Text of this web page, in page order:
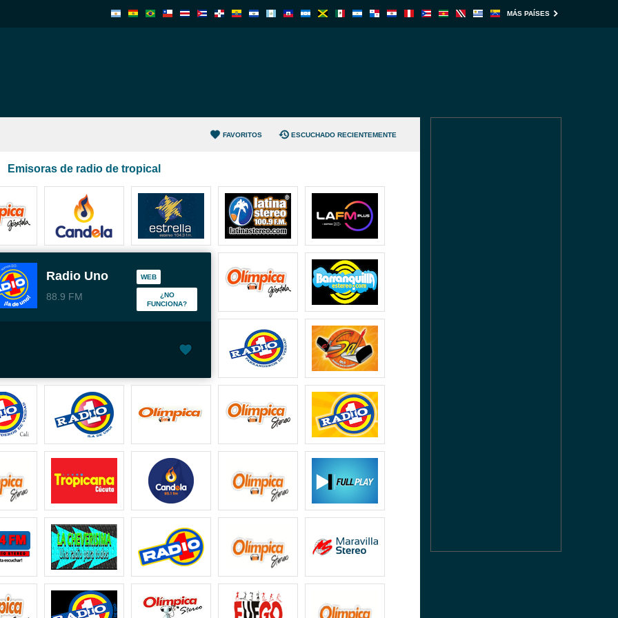
MÁS PAÍSES
FAVORITOS ESCUCHADO RECIENTEMENTE
Emisoras de radio de tropical
Radio Uno
88.9 FM
WEB
¿NO
FUNCIONA?